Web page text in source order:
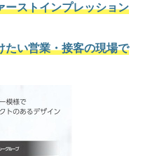
ーストインプレッション
たい営業・接客の現場で